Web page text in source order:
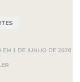
EM 1 DE JUNHO DE 2026